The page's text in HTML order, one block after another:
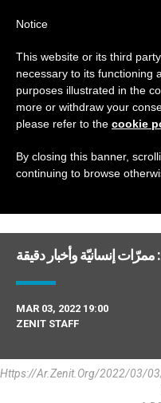
TAG
DERNIÈRES
MAR 03, 2022 19:00
ZENIT STAFF
Https://ar.zenit.org/2022/03/03/
Notice
This website or its third
necessary to its functioning
purposes illustrated in the
more or withdraw your
please refer to the cookie
By closing this banner,
continuing to browse